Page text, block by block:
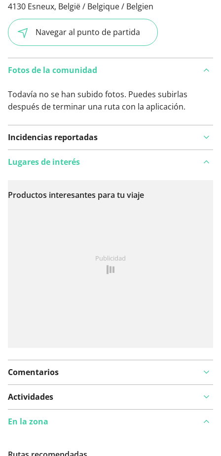
4130 Esneux, België / Belgique / Belgien
Navegar al punto de partida
Fotos de la comunidad
Todavía no se han subido fotos. Puedes subirlas
después de terminar una ruta con la aplicación.
Incidencias reportadas
Ver en el mapa
Lugares de interés
Productos interesantes para tu viaje
Publicidad
Comentarios
Actividades
En la zona